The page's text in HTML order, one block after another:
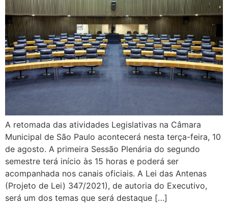
A retomada das atividades Legislativas na Câmara
Municipal de São Paulo acontecerá nesta terça-feira, 10
de agosto. A primeira Sessão Plenária do segundo
semestre terá início às 15 horas e poderá ser
acompanhada nos canais oficiais. A Lei das Antenas
(Projeto de Lei) 347/2021), de autoria do Executivo,
será um dos temas que será destaque […]